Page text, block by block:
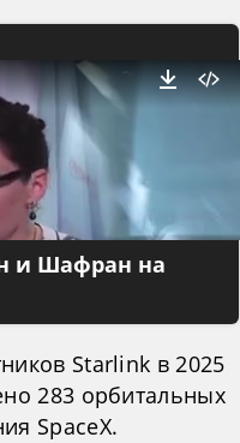
и Шафран на
Starlink в 2025
283 орбитальных
SpaceX.